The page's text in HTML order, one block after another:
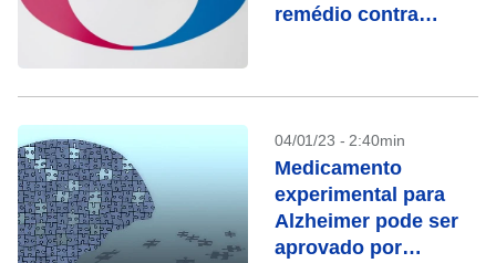
remédio contra
04/01/23 - 2:40min
Medicamento
experimental para
Alzheimer pode ser
aprovado por